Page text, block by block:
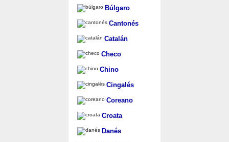
Búlgaro
Cantonés
Catalán
Checo
Chino
Cingalés
Coreano
Croata
Danés